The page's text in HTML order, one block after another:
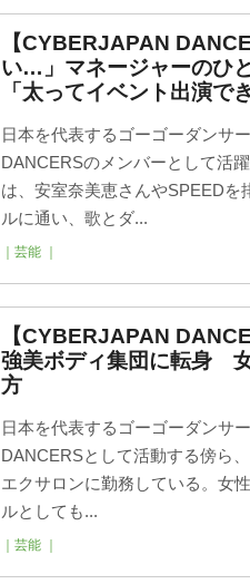
【CYBERJAPAN
い…」マネージャーのひ
「太ってイベント出演で
日本を代表するゴーゴーダンサ
DANCERSのメンバーとして活
は、安室奈美恵さんやSPEEDを
ルに通い、歌とダ...
｜芸能 ｜
【CYBERJAPAN
強美ボディ集団に転身
方
日本を代表するゴーゴーダンサ
DANCERSとして活動する傍ら
エクサロンに勤務している。女
ルとしても...
｜芸能 ｜